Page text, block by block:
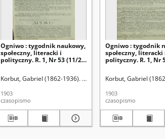
Ogniwo : tygodnik naukowy,
społeczny, literacki i
polityczny. R. 1, Nr 53 (11/24
Korbut, Gabriel (1862-1936). Red.
1903
czasopismo
Ogniwo : tygodnik
społeczny, literacki
polityczny. R. 1, Nr
Korbut, Gabriel
1903
czasopismo